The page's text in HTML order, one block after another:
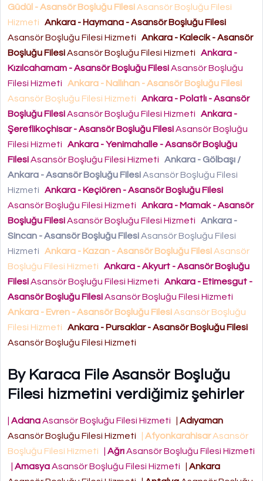
Güdül - Asansör Boşluğu FilesiAsansör Boşluğu Filesi
Hizmeti
Ankara - Haymana - Asansör Boşluğu Filesi
Asansör Boşluğu Filesi Hizmeti
Ankara - Kalecik - Asansör
Boşluğu FilesiAsansör Boşluğu Filesi Hizmeti
Ankara -
Kızılcahamam - Asansör Boşluğu FilesiAsansör Boşluğu
Filesi Hizmeti
Ankara - Nallıhan - Asansör Boşluğu Filesi
Asansör Boşluğu Filesi Hizmeti
Ankara - Polatlı - Asansör
Boşluğu FilesiAsansör Boşluğu Filesi Hizmeti
Ankara -
Şereflikoçhisar - Asansör Boşluğu FilesiAsansör Boşluğu
Filesi Hizmeti
Ankara - Yenimahalle - Asansör Boşluğu
FilesiAsansör Boşluğu Filesi Hizmeti
Ankara - Gölbaşı /
Ankara - Asansör Boşluğu FilesiAsansör Boşluğu Filesi
Hizmeti
Ankara - Keçiören - Asansör Boşluğu Filesi
Asansör Boşluğu Filesi Hizmeti
Ankara - Mamak - Asansör
Boşluğu FilesiAsansör Boşluğu Filesi Hizmeti
Ankara -
Sincan - Asansör Boşluğu FilesiAsansör Boşluğu Filesi
Hizmeti
Ankara - Kazan - Asansör Boşluğu FilesiAsansör
Boşluğu Filesi Hizmeti
Ankara - Akyurt - Asansör Boşluğu
FilesiAsansör Boşluğu Filesi Hizmeti
Ankara - Etimesgut -
Asansör Boşluğu FilesiAsansör Boşluğu Filesi Hizmeti
Ankara - Evren - Asansör Boşluğu FilesiAsansör Boşluğu
Filesi Hizmeti
Ankara - Pursaklar - Asansör Boşluğu Filesi
Asansör Boşluğu Filesi Hizmeti
By Karaca File Asansör Boşluğu
Filesi hizmetini verdiğimiz şehirler
AdanaAsansör Boşluğu Filesi Hizmeti
Adıyaman
Asansör Boşluğu Filesi Hizmeti
AfyonkarahisarAsansör
Boşluğu Filesi Hizmeti
AğrıAsansör Boşluğu Filesi Hizmeti
AmasyaAsansör Boşluğu Filesi Hizmeti
Ankara